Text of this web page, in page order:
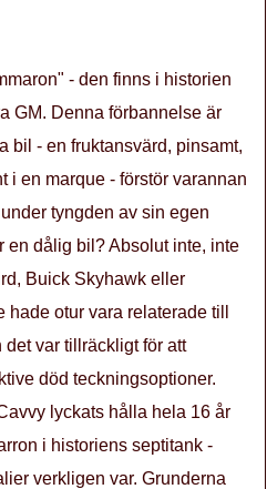
- den finns i historien
GM. Denna förbannelse är
bil - en fruktansvärd, pinsamt,
i en marque - förstör varannan
tyngden av sin egen
en dålig bil? Absolut inte, inte
Buick Skyhawk eller
otur vara relaterade till
var tillräckligt för att
död teckningsoptioner.
lyckats hålla hela 16 år
i historiens septitank -
verkligen var. Grunderna